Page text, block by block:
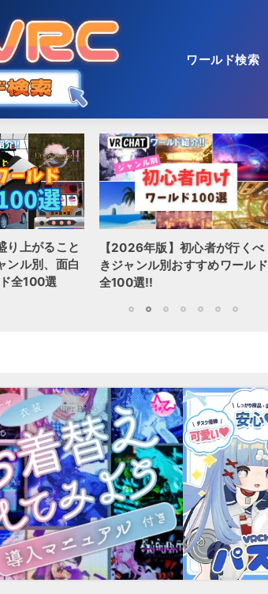
ワールド検索
り上がること
ンル別、面白
全100選
【2026年版】初心者が行くべ
きジャンル別おすすめワールド
全100選!!